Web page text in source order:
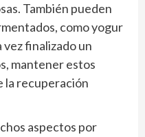
También pueden
como yogur
finalizado un
mantener estos
la recuperación
aspectos por